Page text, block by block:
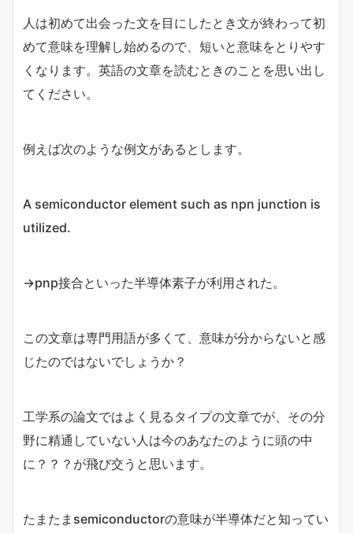
人は初めて出会った文を目にしたとき文が終わって初
めて意味を理解し始めるので、短いと意味をとりやす
くなります。英語の文章を読むときのことを思い出し
てください。
例えば次のような例文があるとします。
A semiconductor element such as npn junction is
utilized.
→pnp接合といった半導体素子が利用された。
この文章は専門用語が多くて、意味が分からないと感
じたのではないでしょうか？
工学系の論文ではよく見るタイプの文章でが、その分
野に精通していない人は今のあなたのように頭の中
に？？？が飛び交うと思います。
たまたまsemiconductorの意味が半導体だと知ってい